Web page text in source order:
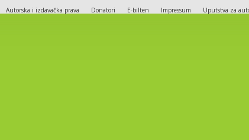
Autorska i izdavačka prava Donatori E-bilten Impressum Uputstva za